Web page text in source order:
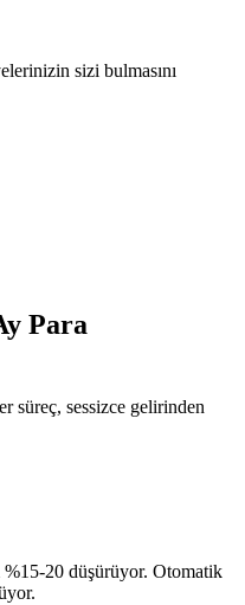
sizi bulmasını
Para
süreç, sessizce gelirinden
20 düşürüyor. Otomatik